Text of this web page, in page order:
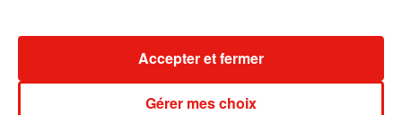
Milan
Gérer mes choix
Accepter et fermer